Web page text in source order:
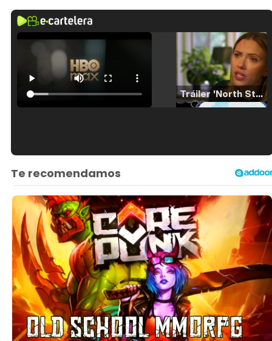
Tráiler 'North Star' (2023)
Tráiler 'Vida perra' (2026)
Tráiler Oficial en VOSE 'The Audacity'